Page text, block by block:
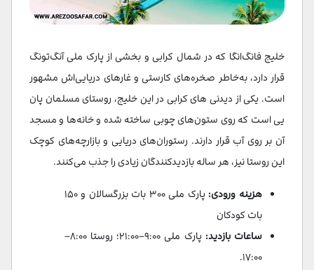
خلیج فانگ‌انگا که در شمال کرابی و بخشی از پارک ملی آنگ‌تونگ
قرار دارد، به‌خاطر صخره‌های کارستی و غارهای دریایی‌اش مشهور
است. یکی از دیدنی های کرابی در این خلیج، روستای مسلمان پان
یی است که روی ستون‌های چوبی ساخته شده و خانه‌ها و مسجد
آن بر روی آب قرار دارند. رستوران‌های دریایی و بازارچه‌های کوچک
این روستا نیز، هر ساله بازدیدکنندگان زیادی را جذب می‌کنند.
هزینه ورودی:
پارک ملی ۳۰۰ بات بزرگسالان و ۱۵۰
بات کودکان
ساعات بازدید:
پارک ملی ۹:۰۰–۲۱:۰۰؛ روستا ۸:۰۰–
۱۷:۰۰.